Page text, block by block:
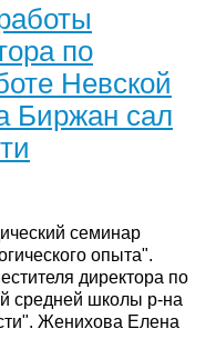
по
Невской
Биржан сал
семинар
опыта".
директора по
средней школы р-на
Женихова Елена